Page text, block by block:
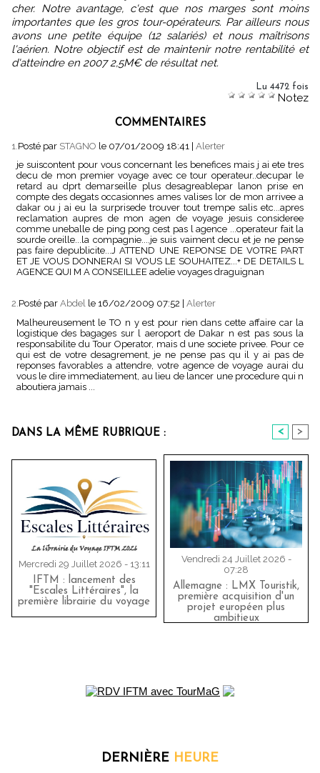
cher. Notre avantage, c'est que nos marges sont moins
importantes que les gros tour-opérateurs. Par ailleurs nous
avons une petite équipe (12 salariés) et nous maîtrisons
l'aérien. Notre objectif est de maintenir notre rentabilité et
d'atteindre en 2007 2,5M€ de résultat net.
Lu 4472 fois
Notez
COMMENTAIRES
1. Posté par STAGNO le 07/01/2009 18:41 | Alerter
je suiscontent pour vous concernant les benefices mais j ai ete tres
decu de mon premier voyage avec ce tour operateur..decupar le
retard au dprt demarseille plus desagreablepar lanon prise en
compte des degats occasionnes ames valises lor de mon arrivee a
dakar ou j ai eu la surprisede trouver tout trempe salis etc...apres
reclamation aupres de mon agen de voyage jesuis consideree
comme uneballe de ping pong cest pas l agence ...operateur fait la
sourde oreille...la compagnie....je suis vaiment decu et je ne pense
pas faire depublicite...J ATTEND UNE REPONSE DE VOTRE PART
ET JE VOUS DONNERAI SI VOUS LE SOUHAITEZ...+ DE DETAILS L
AGENCE QUI M A CONSEILLEE adelie voyages draguignan
2. Posté par Abdel le 16/02/2009 07:52
Alerter
Malheureusement le TO n y est pour rien dans cette affaire car la
logistique des bagages sur l aeroport de Dakar n est pas sous la
responsabilite du Tour Operator, mais d une societe privee. Pour ce
qui est de votre desagrement, je ne pense pas qu il y ai pas de
reponses favorables a attendre, votre agence de voyage aurai du
vous le dire immediatement, au lieu de lancer une procedure qui n
aboutiera jamais ...
DANS LA MÊME RUBRIQUE : < >
Mercredi 29 Juillet 2026 - 13:11
IFTM : lancement des
"Escales Littéraires", la
première librairie du voyage
Vendredi 24 Juillet 2026 -
07:28
Allemagne : LMX Touristik,
première acquisition d'un
projet européen plus
ambitieux
DERNIÈRE HEURE